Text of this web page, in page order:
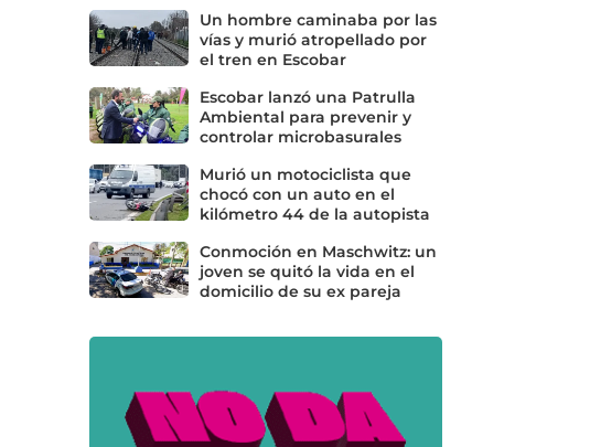
Un hombre caminaba por las
vías y murió atropellado por
el tren en Escobar
Escobar lanzó una Patrulla
Ambiental para prevenir y
controlar microbasurales
Murió un motociclista que
chocó con un auto en el
kilómetro 44 de la autopista
Conmoción en Maschwitz: un
joven se quitó la vida en el
domicilio de su ex pareja